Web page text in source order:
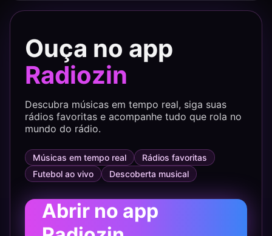
Ouça no app
Radiozin
Descubra músicas em tempo real, siga suas
rádios favoritas e acompanhe tudo que rola no
mundo do rádio.
Músicas em tempo real
Rádios favoritas
Futebol ao vivo
Descoberta musical
Abrir no app